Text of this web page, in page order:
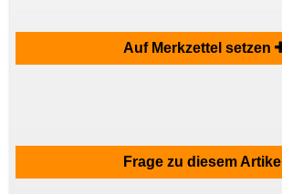
Auf Merkzettel setzen
Frage zu diesem Artikel